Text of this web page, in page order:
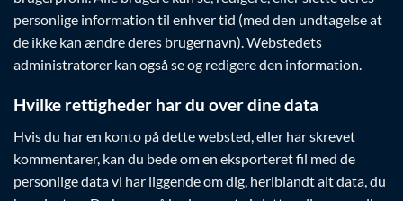
personlige information til enhver tid (med den undtagelse at
de ikke kan ændre deres brugernavn). Webstedets
administratorer kan også se og redigere den information.
Hvilke rettigheder har du over dine data
Hvis du har en konto på dette websted, eller har skrevet
kommentarer, kan du bede om en eksporteret fil med de
personlige data vi har liggende om dig, heriblandt alt data, du